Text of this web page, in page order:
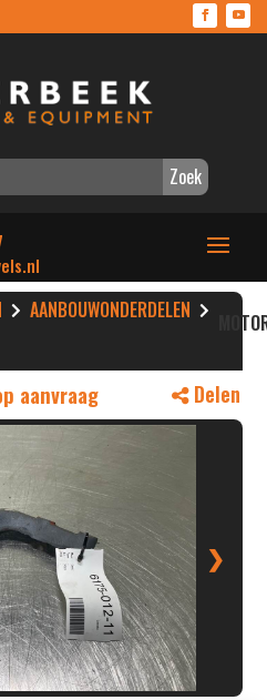
Zoek
AANBOUWONDERDELEN
aanvraag Delen
❯